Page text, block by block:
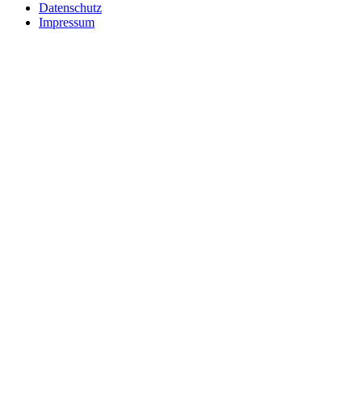
Datenschutz
Impressum